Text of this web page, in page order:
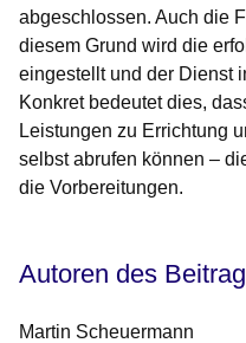
abgeschlossen. Auch die
diesem Grund wird die
eingestellt und der Dienst
Konkret bedeutet dies,
Leistungen zu Errichtung
selbst abrufen können –
die Vorbereitungen.
Autoren des
Martin Scheuermann